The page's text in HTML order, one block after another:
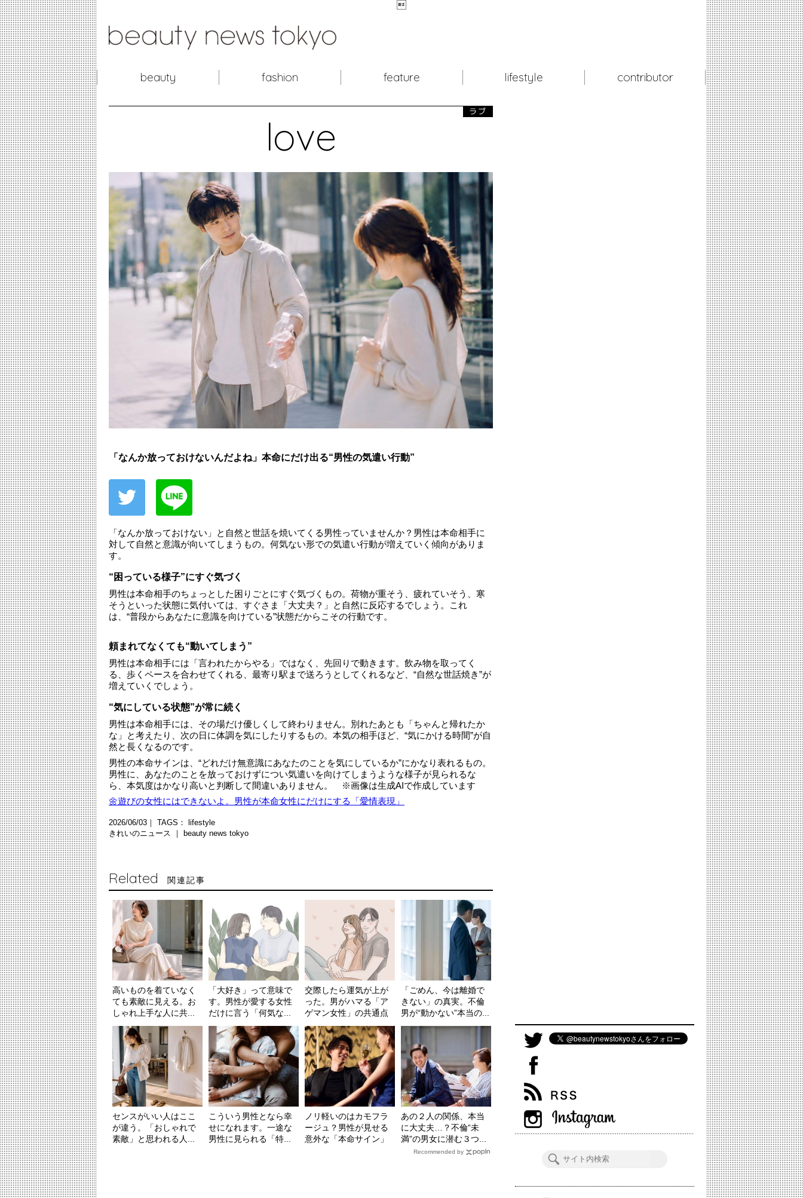

beauty fashion feature lifestyle contributor
love
ラブ
「なんか放っておけないんだよね」本命にだけ出る“男性の気遣い行動”
「なんか放っておけない」と自然と世話を焼いてくる男性っていませんか？男性は本命相手に
対して自然と意識が向いてしまうもの。何気ない形での気遣い行動が増えていく傾向がありま
す。
“困っている様子”にすぐ気づく
男性は本命相手のちょっとした困りごとにすぐ気づくもの。荷物が重そう、疲れていそう、寒
そうといった状態に気付いては、すぐさま「大丈夫？」と自然に反応するでしょう。これ
は、“普段からあなたに意識を向けている”状態だからこその行動です。
頼まれてなくても“動いてしまう”
男性は本命相手には「言われたからやる」ではなく、先回りで動きます。飲み物を取ってく
る、歩くペースを合わせてくれる、最寄り駅まで送ろうとしてくれるなど、“自然な世話焼き”が
増えていくでしょう。
“気にしている状態”が常に続く
男性は本命相手には、その場だけ優しくして終わりません。別れたあとも「ちゃんと帰れたか
な」と考えたり、次の日に体調を気にしたりするもの。本気の相手ほど、“気にかける時間”が自
然と長くなるのです。
男性の本命サインは、“どれだけ無意識にあなたのことを気にしているか”にかなり表れるもの。
男性に、あなたのことを放っておけずについ気遣いを向けてしまうような様子が見られるな
ら、本気度はかなり高いと判断して間違いありません。 ※画像は生成AIで作成しています
🌼遊びの女性にはできないよ。男性が本命女性にだけにする「愛情表現」
2026/06/03｜ TAGS：
lifestyle
きれいのニュース ｜
beauty news tokyo
Related 関連記事
高いものを着ていなく
ても素敵に見える。お
しゃれ上手な人に共...
「大好き」って意味で
す。男性が愛する女性
だけに言う「何気な...
交際したら運気が上が
った。男がハマる「ア
ゲマン女性」の共通点
「ごめん、今は離婚で
きない」の真実。不倫
男が“動かない”本当の...
センスがいい人はここ
が違う。「おしゃれで
素敵」と思われる人...
こういう男性となら幸
せになれます。一途な
男性に見られる「特...
ノリ軽いのはカモフラ
ージュ？男性が見せる
意外な「本命サイン」
あの２人の関係、本当
に大丈夫…？不倫“未
満”の男女に潜む３つ...
Recommended by